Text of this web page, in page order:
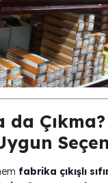
fabrika çıkışlı